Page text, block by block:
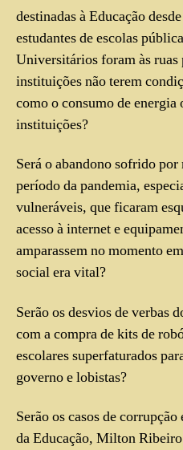
destinadas à Educação
estudantes de escolas
Universitários foram às ruas
instituições não terem
como o consumo de energia
instituições?
Será o abandono sofrido
período da pandemia,
vulneráveis, que ficaram
acesso à internet e
amparassem no momento
social era vital?
Serão os desvios de verbas
com a compra de kits de
escolares superfaturados
governo e lobistas?
Serão os casos de
da Educação, Milton Ribeiro